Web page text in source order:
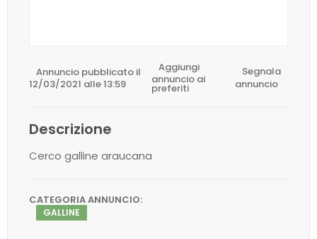
Annuncio pubblicato il
12/03/2021 alle 13:59
Aggiungi
annuncio ai
preferiti
Segnala
annuncio
Descrizione
Cerco galline araucana
CATEGORIA ANNUNCIO:
GALLINE